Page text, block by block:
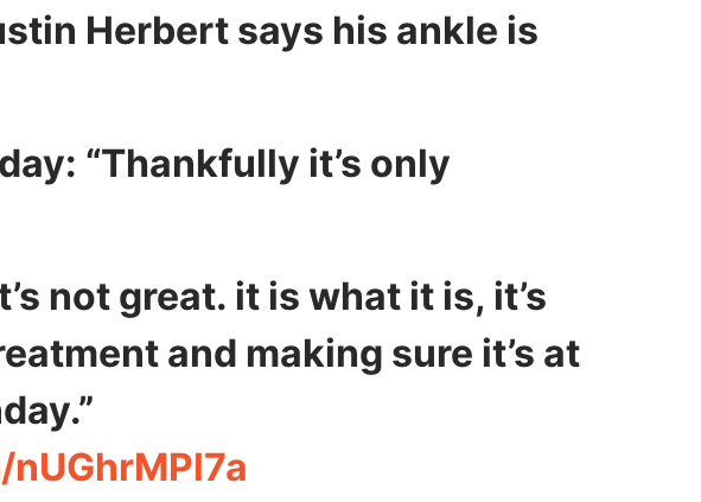
Herbert says his ankle is
“Thankfully it’s only
not great. it is what it is, it’s
and making sure it’s at